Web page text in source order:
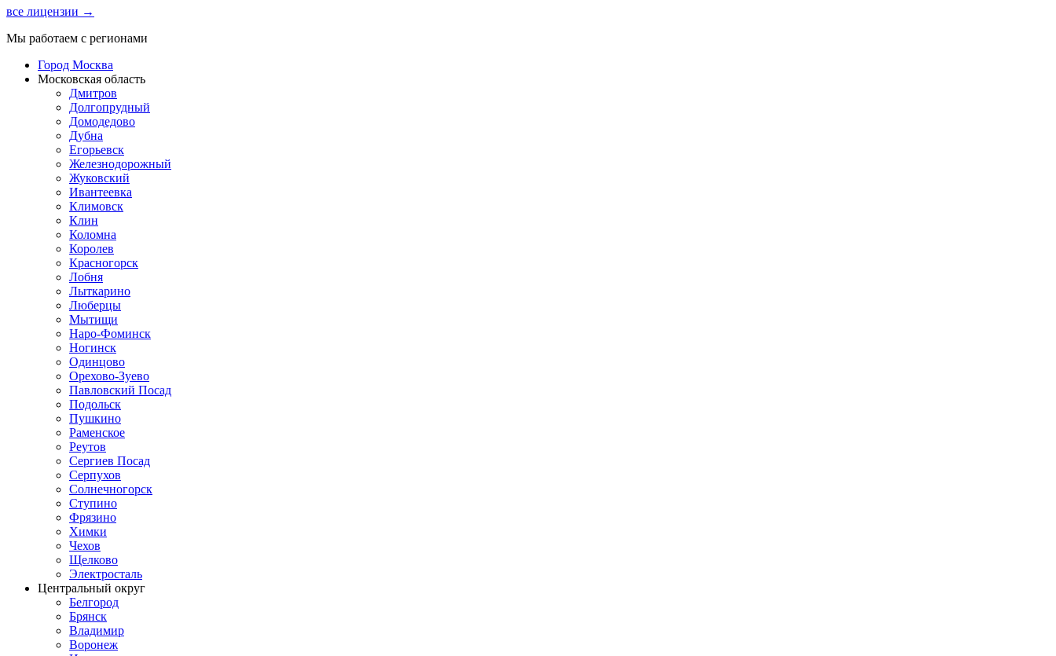
все лицензии →
Мы работаем с регионами
Город Москва
Московская область
Дмитров
Долгопрудный
Домодедово
Дубна
Егорьевск
Железнодорожный
Жуковский
Ивантеевка
Климовск
Клин
Коломна
Королев
Красногорск
Лобня
Лыткарино
Люберцы
Мытищи
Наро-Фоминск
Ногинск
Одинцово
Орехово-Зуево
Павловский Посад
Подольск
Пушкино
Раменское
Реутов
Сергиев Посад
Серпухов
Солнечногорск
Ступино
Фрязино
Химки
Чехов
Щелково
Электросталь
Центральный округ
Белгород
Брянск
Владимир
Воронеж